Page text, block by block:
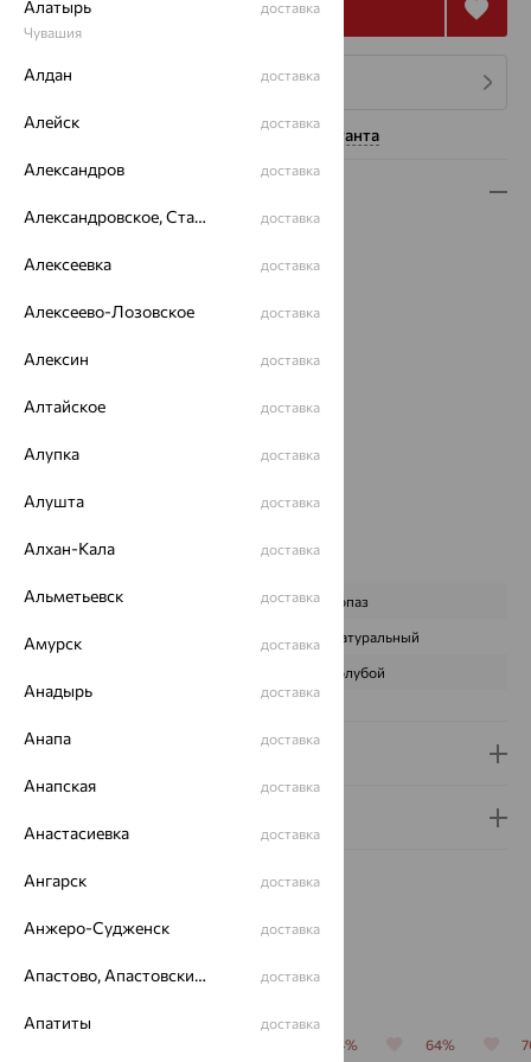
Купить
₽
Нужна помощь консультанта
Вес:1.52 — 1.57
Проба:925
Вставка:
Вид покрытия:
Бренд:INTALIA
Вес металла:
ВИД КАМНЯ Топаз
Натуральный
Голубой
Похожие изделия
64% 64%
Алатырь
Чувашия
доставка
Алдан доставка
Алейск доставка
Александров доставка
Александровское, Ставропольский край доставка
Алексеевка доставка
Алексеево-Лозовское доставка
Алексин доставка
Алтайское доставка
Алупка доставка
Алушта доставка
Алхан-Кала доставка
Альметьевск доставка
Амурск доставка
Анадырь доставка
Анапа доставка
Анапская доставка
Анастасиевка доставка
Ангарск доставка
Анжеро-Судженск доставка
Апастово, Апастовский район доставка
Апатиты доставка